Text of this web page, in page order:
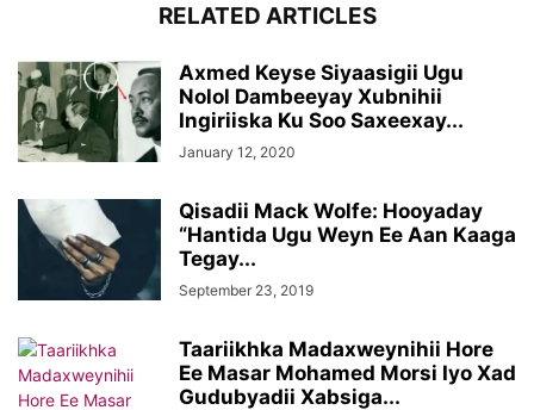
RELATED ARTICLES
Axmed Keyse Siyaasigii Ugu
Nolol Dambeeyay Xubnihii
Ingiriiska Ku Soo Saxeexay...
January 12, 2020
Qisadii Mack Wolfe: Hooyaday
“Hantida Ugu Weyn Ee Aan Kaaga
Tegay...
September 23, 2019
Taariikhka Madaxweynihii Hore
Ee Masar Mohamed Morsi Iyo Xad
Gudubyadii Xabsiga...